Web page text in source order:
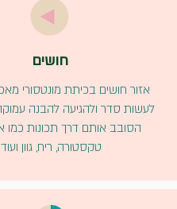
חושים
אזור חושים בכיתת מונטסורי
לעשות סדר ולהגיעה להבנה
הסובב אותם דרך תכונות כמו
טקסטורה, ריח, גוון ועוד.